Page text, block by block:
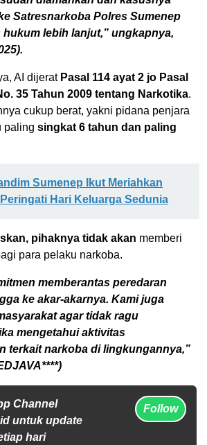
Satresnarkoba Polres Sumenep
lebih lanjut,” ungkapnya,
AI dijerat Pasal 114 ayat 2 jo Pasal
35 Tahun 2009 tentang Narkotika.
cukup berat, yakni pidana penjara
paling singkat 6 tahun dan paling
Sumenep Ikut Meriahkan
Hari Keluarga Sedunia
pihaknya tidak akan memberi
para pelaku narkoba.
memberantas peredaran
ke akar-akarnya. Kami juga
agar tidak ragu
mengetahui aktivitas
terkait narkoba di lingkungannya,”
Channel
untuk update
hari
Follow